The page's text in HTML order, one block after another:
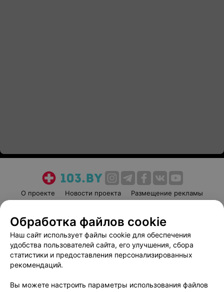
О проекте Новости проекта
Размещение рекламы
Пользовательское соглашение
Способы оплаты
Вакансии
Партнеры
Написать руководителю 103.by
Обработка файлов cookie
Наш сайт использует файлы cookie для обеспечения
удобства пользователей сайта, его улучшения, сбора
статистики и предоставления персонализированных
рекомендаций.
Вы можете настроить параметры использования файлов